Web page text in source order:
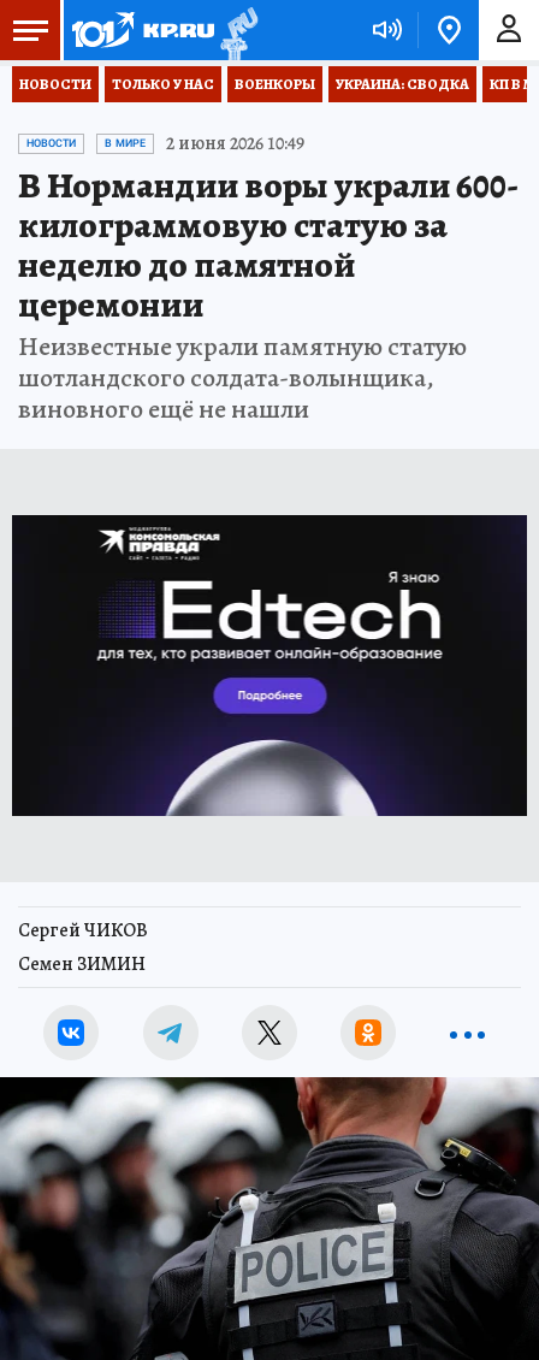
НОВОСТИ ТОЛЬКО У НАС ВОЕНКОРЫ УКРАИНА: СВОДКА КП В
НОВОСТИ В МИРЕ 2 июня 2026 10:49
В Нормандии воры украли 600-
килограммовую статую за
неделю до памятной
церемонии
Неизвестные украли памятную статую
шотландского солдата-волынщика,
виновного ещё не нашли
Сергей ЧИКОВ
Семен ЗИМИН